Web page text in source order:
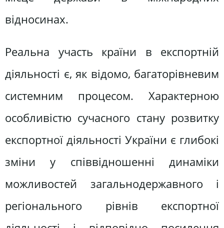
відносинах.
Реальна участь країни в експортній
діяльності є, як відомо, багаторівневим
системним процесом. Характерною
особливістю сучасного стану розвитку
експортної діяльності України є глибокі
зміни у співвідношенні динаміки
можливостей загальнодержавного і
регіонального рівнів експортної